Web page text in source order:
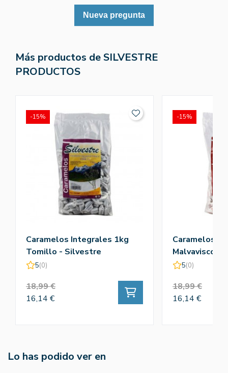
Nueva pregunta
Más productos de SILVESTRE
PRODUCTOS
Caramelos Integrales 1kg
Tomillo - Silvestre
5(0)
18,99 €
16,14 €
-15%
Caramelos
Malvavisco -
5(0)
18,99 €
16,14 €
-15%
Lo has podido ver en